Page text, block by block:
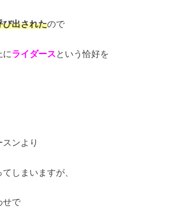
び出されたので
にライダースという恰好を
ンより
しまいますが、
せで